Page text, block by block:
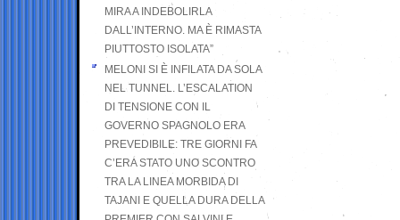
MIRA A INDEBOLIRLA
DALL’INTERNO. MA È RIMASTA
PIUTTOSTO ISOLATA”
MELONI SI È INFILATA DA SOLA
NEL TUNNEL. L’ESCALATION
DI TENSIONE CON IL
GOVERNO SPAGNOLO ERA
PREVEDIBILE: TRE GIORNI FA
C’ERA STATO UNO SCONTRO
TRA LA LINEA MORBIDA DI
TAJANI E QUELLA DURA DELLA